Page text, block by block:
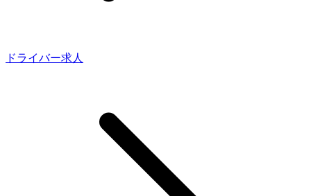
ドライバー求人